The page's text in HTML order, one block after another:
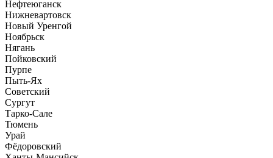
Нефтеюганск
Нижневартовск
Новый Уренгой
Ноябрьск
Нягань
Пойковский
Пурпе
Пыть-Ях
Советский
Сургут
Тарко-Сале
Тюмень
Урай
Фёдоровский